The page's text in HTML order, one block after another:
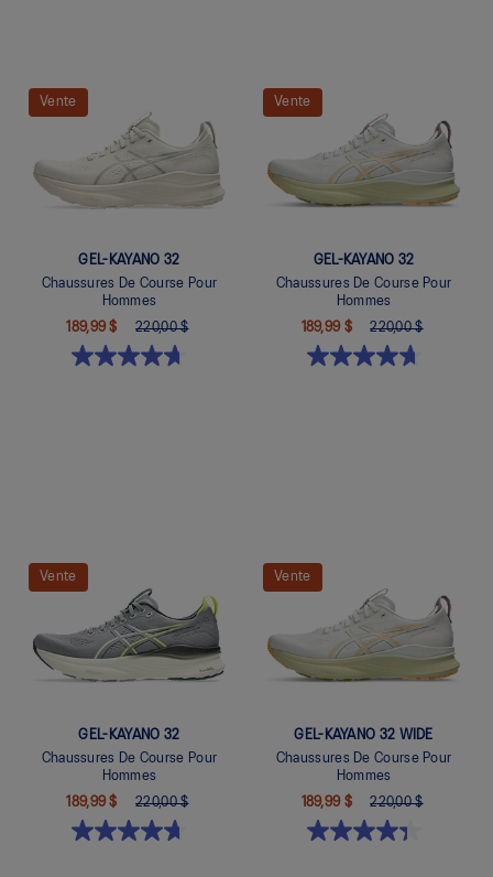
Quickview Quickview
Vente
GEL-KAYANO 32
Chaussures De Course Pour
Hommes
189,99 $
220,00 $
Quickview
Vente
GEL-KAYANO 32
Chaussures De Course Pour
Hommes
189,99 $
220,00 $
Quickview
Vente
GEL-KAYANO 32
Chaussures De Course Pour
Hommes
189,99 $
220,00 $
Vente
GEL-KAYANO 32 WIDE
Chaussures De Course Pour
Hommes
189,99 $
220,00 $